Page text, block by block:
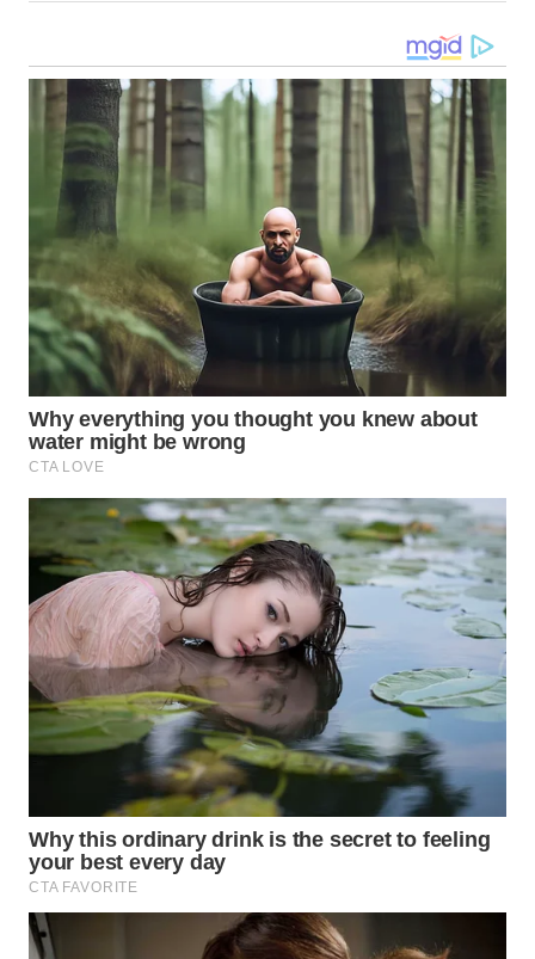
WN
NIAS
LANGKAT
WN
TAPANULI
SELATAN
WN
TANJUNG
LESUNG
WN
KARO
WN
SIMALUNGUN
LABUHANBATU
TENGAH
WN DELI
SERDANG